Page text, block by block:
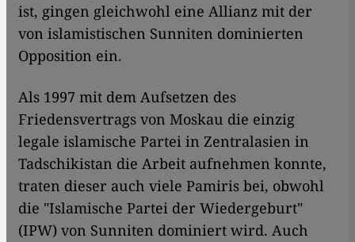
ist, gingen gleichwohl eine Allianz mit der
von islamistischen Sunniten dominierten
Opposition ein.
​​Als 1997 mit dem Aufsetzen des
Friedensvertrags von Moskau die einzig
legale islamische Partei in Zentralasien in
Tadschikistan die Arbeit aufnehmen konnte,
traten dieser auch viele Pamiris bei, obwohl
die "Islamische Partei der Wiedergeburt"
(IPW) von Sunniten dominiert wird. Auch